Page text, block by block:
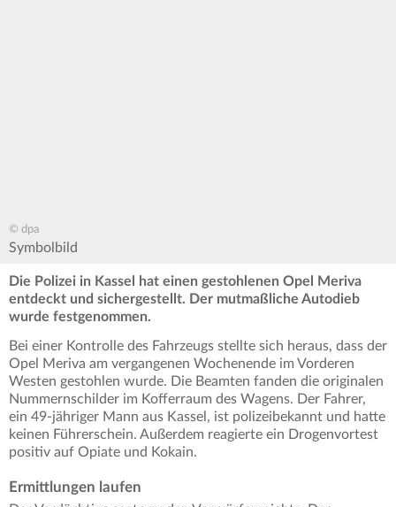
© dpa
Symbolbild
Die Polizei in Kassel hat einen gestohlenen Opel Meriva
entdeckt und sichergestellt. Der mutmaßliche Autodieb
wurde festgenommen.
Bei einer Kontrolle des Fahrzeugs stellte sich heraus, dass der
Opel Meriva am vergangenen Wochenende im Vorderen
Westen gestohlen wurde. Die Beamten fanden die originalen
Nummernschilder im Kofferraum des Wagens. Der Fahrer,
ein 49-jähriger Mann aus Kassel, ist polizeibekannt und hatte
keinen Führerschein. Außerdem reagierte ein Drogenvortest
positiv auf Opiate und Kokain.
Ermittlungen laufen